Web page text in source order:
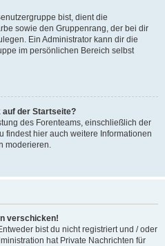
bist, dient die
sowie den Gruppenrang, der bei dir
Ein Administrator kann dir die
im persönlichen Bereich selbst
auf der Startseite?
des Forenteams, einschließlich der
findest hier auch weitere Informationen
moderieren.
verschicken!
bist du nicht registriert und / oder
hat Private Nachrichten für